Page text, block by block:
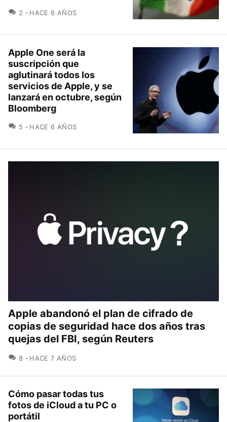
2 COMENTARIOS
HACE 6 AÑOS
Apple One será la
suscripción que
aglutinará todos los
servicios de Apple, y se
lanzará en octubre, según
Bloomberg
5 COMENTARIOS
HACE 6 AÑOS
Apple abandonó el plan de cifrado de
copias de seguridad hace dos años tras
quejas del FBI, según Reuters
8 COMENTARIOS
HACE 7 AÑOS
Cómo pasar todas tus
fotos de iCloud a tu PC o
portátil